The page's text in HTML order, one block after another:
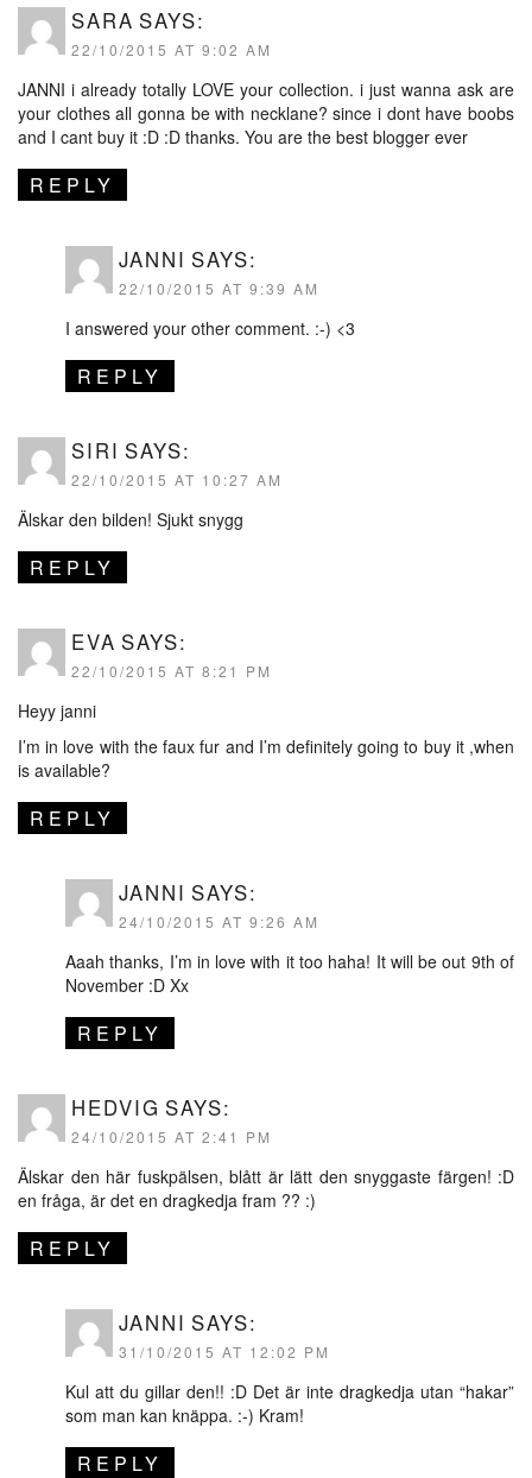
SARA SAYS:
22/10/2015 AT 9:02 AM
JANNI i already totally LOVE your collection. i just wanna ask are
your clothes all gonna be with necklane? since i dont have boobs
and I cant buy it :D :D thanks. You are the best blogger ever
REPLY
JANNI SAYS:
22/10/2015 AT 9:39 AM
I answered your other comment. :-) <3
REPLY
SIRI SAYS:
22/10/2015 AT 10:27 AM
Älskar den bilden! Sjukt snygg
REPLY
EVA SAYS:
22/10/2015 AT 8:21 PM
Heyy janni
I’m in love with the faux fur and I’m definitely going to buy it ,when
is available?
REPLY
JANNI SAYS:
24/10/2015 AT 9:26 AM
Aaah thanks, I’m in love with it too haha! It will be out 9th of
November :D Xx
REPLY
HEDVIG SAYS:
24/10/2015 AT 2:41 PM
Älskar den här fuskpälsen, blått är lätt den snyggaste färgen! :D
en fråga, är det en dragkedja fram ?? :)
REPLY
JANNI SAYS:
31/10/2015 AT 12:02 PM
Kul att du gillar den!! :D Det är inte dragkedja utan “hakar”
som man kan knäppa. :-) Kram!
REPLY